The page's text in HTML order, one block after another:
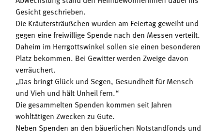
Gesicht geschrieben.
Die Kräutersträußchen wurden am Feiertag geweiht und
gegen eine freiwillige Spende nach den Messen verteilt.
Daheim im Herrgottswinkel sollen sie einen besonderen
Platz bekommen. Bei Gewitter werden Zweige davon
verräuchert.
„Das bringt Glück und Segen, Gesundheit für Mensch
und Vieh und hält Unheil fern.“
Die gesammelten Spenden kommen seit Jahren
wohltätigen Zwecken zu Gute.
Neben Spenden an den bäuerlichen Notstandfonds und